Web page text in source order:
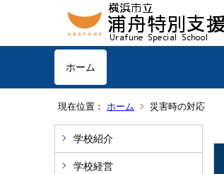
ホーム
現在位置： ホーム 災害時の対応
学校紹介
学校経営